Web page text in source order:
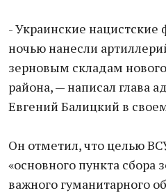
- Украинские
ночью нанесли
зерновым складам
района, — написал глава
Евгений Балицкий в
Он отметил, что целью
«основного пункта сбора
важного гуманитарного